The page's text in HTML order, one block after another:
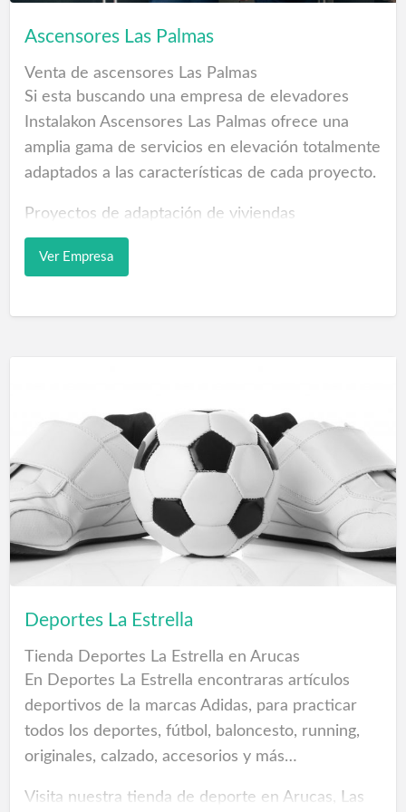
Baja definitiva en la DGT de vehículos y recogida
al desguace gratis
Recogida de vehículos con …
Ascensores Las Palmas
Venta de ascensores Las Palmas
Si esta buscando una empresa de elevadores
Instalakon Ascensores Las Palmas ofrece una
amplia gama de servicios en elevación totalmente
adaptados a las características de cada proyecto.
Proyectos de adaptación de viviendas
unifamiliares y edificios para facilitar la instalación
de elevadores, ascensores, montacargas,
movilidad reducida.
todo el asesoramiento a la hora de elegir el tipo
de ascensor que más conviene instalar según el
uso y requisitos del proyecto.
Sistemas de seguridad eficientes.
Altos estándares de seguridad son exigidos en la
instalación y mantenimiento por empresa
Si tienes pensado solicitar un presupuesto o
asesoramiento de un ascensor dom…
Ver Empresa
Deportes La Estrella
Tienda Deportes La Estrella en Arucas
En Deportes La Estrella encontraras artículos
deportivos de la marcas Adidas, para practicar
todos los deportes, fútbol, baloncesto, running,
originales, calzado, accesorios y más…
Visita nuestra tienda de deporte en Arucas, Las